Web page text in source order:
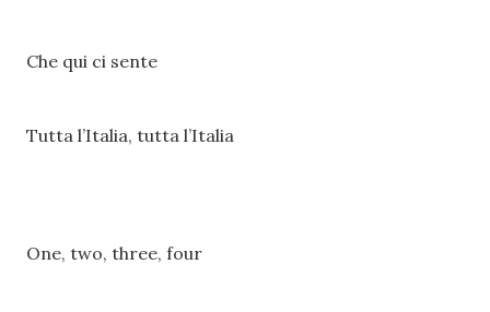
Che qui ci sente
Tutta l’Italia, tutta l’Italia
One, two, three, four